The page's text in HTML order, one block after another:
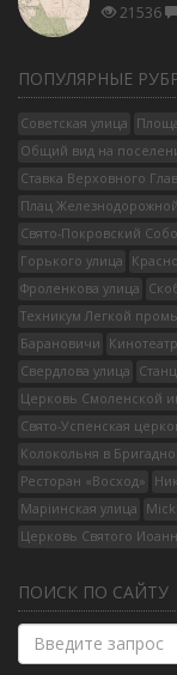
21536
ПОПУЛЯРНЫЕ
Советская улица
Общий вид на
Ставка Верховного
Плац
Свято-Покровский
Горького улица
Фроленкова улица
Техникум Легкой
Барановичи
Свердлова улица
Церковь Смоленской
Свято-Успенская
Колокольня в
Ресторан «Восход»
Марiинская улица
Церковь Святого
ПОИСК ПО САЙТУ